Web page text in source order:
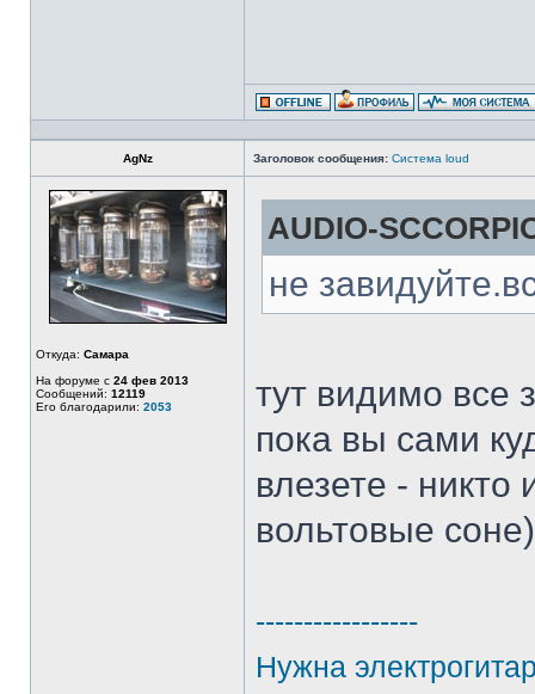
AgNz Заголовок сообщения: Система loud
Откуда: Самара
На форуме с 24 фев 2013
Сообщений: 12119
Его благодарили: 2053
AUDIO-
не
тут видимо все
пока вы сами
влезете -
вольтовые
-----------------
Нужна